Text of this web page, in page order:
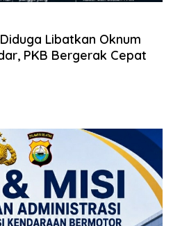
Libatkan Oknum
PKB Bergerak Cepat